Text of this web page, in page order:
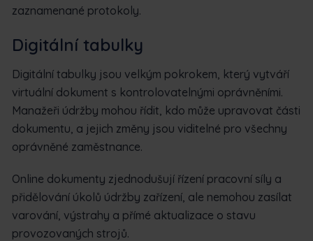
zaznamenané protokoly.
Digitální tabulky
Digitální tabulky jsou velkým pokrokem, který vytváří
virtuální dokument s kontrolovatelnými oprávněními.
Manažeři údržby mohou řídit, kdo může upravovat části
dokumentu, a jejich změny jsou viditelné pro všechny
oprávněné zaměstnance.
Online dokumenty zjednodušují řízení pracovní síly a
přidělování úkolů údržby zařízení, ale nemohou zasílat
varování, výstrahy a přímé aktualizace o stavu
provozovaných strojů.